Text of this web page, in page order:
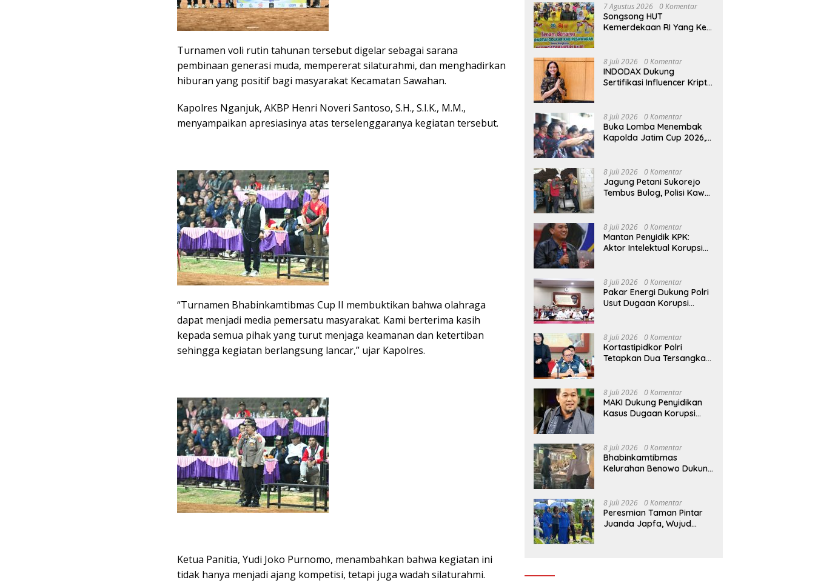
Turnamen voli rutin tahunan tersebut digelar sebagai sarana
pembinaan generasi muda, mempererat silaturahmi, dan menghadirkan
hiburan yang positif bagi masyarakat Kecamatan Sawahan.
Kapolres Nganjuk, AKBP Henri Noveri Santoso, S.H., S.I.K., M.M.,
menyampaikan apresiasinya atas terselenggaranya kegiatan tersebut.
“Turnamen Bhabinkamtibmas Cup II membuktikan bahwa olahraga
dapat menjadi media pemersatu masyarakat. Kami berterima kasih
kepada semua pihak yang turut menjaga keamanan dan ketertiban
sehingga kegiatan berlangsung lancar,” ujar Kapolres.
Ketua Panitia, Yudi Joko Purnomo, menambahkan bahwa kegiatan ini
tidak hanya menjadi ajang kompetisi, tetapi juga wadah silaturahmi.
7 Agustus 2026 0 Komentar
Songsong HUT
Kemerdekaan RI Yang Ke-
“Senam Bersama Golkar”
8 Juli 2026 0 Komentar
INDODAX Dukung
Sertifikasi Influencer Kripto
Lebih Sehat
8 Juli 2026 0 Komentar
Buka Lomba Menembak
Kapolda Jatim Cup 2026,
Penggunaan Senjata Api
8 Juli 2026 0 Komentar
Jagung Petani Sukorejo
Tembus Bulog, Polisi Kawal
8 Juli 2026 0 Komentar
Mantan Penyidik KPK:
Aktor Intelektual Korupsi
Ditangkap
8 Juli 2026 0 Komentar
Pakar Energi Dukung Polri
Usut Dugaan Korupsi
Negara Rp5 Triliun
8 Juli 2026 0 Komentar
Kortastipidkor Polri
Tetapkan Dua Tersangka
Assembagoes
8 Juli 2026 0 Komentar
MAKI Dukung Penyidikan
Kasus Dugaan Korupsi
8 Juli 2026 0 Komentar
Bhabinkamtibmas
Kelurahan Benowo Dukung
Peternak Sapi
8 Juli 2026 0 Komentar
Peresmian Taman Pintar
Juanda Japfa, Wujud